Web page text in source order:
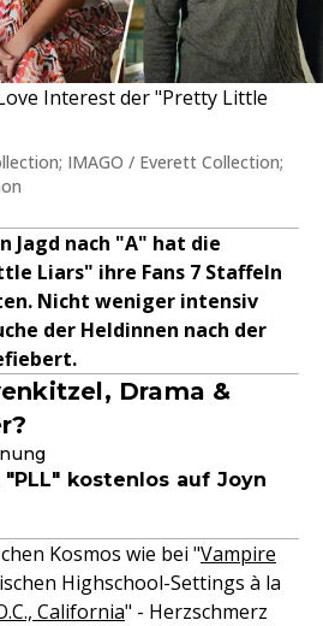
Interest der "Pretty Little
IMAGO / Everett Collection;
Jagd nach "A" hat die
Liars" ihre Fans 7 Staffeln
Nicht weniger intensiv
der Heldinnen nach der
Drama &
kostenlos auf Joyn
Kosmos wie bei "Vampire
Highschool-Settings à la
California" - Herzschmerz